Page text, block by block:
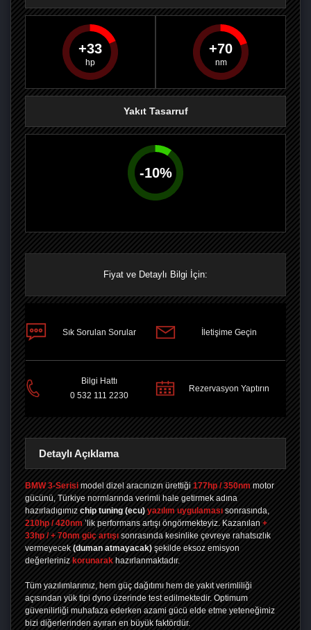
PAYLAŞPAYLAŞPLUS'TA
33 70
Yakıt Tasarruf
-10%
Fiyat ve Detaylı Bilgi İçin:
Sık Sorulan Sorular İletişime Geçin
Bilgi Hattı
0 532 111 2230
Rezervasyon Yaptırın
Detaylı Açıklama
BMW 3-Serisi model dizel aracınızın ürettiği 177hp / 350nm motor
gücünü, Türkiye normlarında verimli hale getirmek adına
hazırladıgımız chip tuning (ecu) yazılım uygulaması sonrasında,
210hp / 420nm ’lik performans artışı öngörmekteyiz. Kazanılan +
33hp / + 70nm güç artışı sonrasında kesinlike çevreye rahatsızlık
vermeyecek (duman atmayacak) şekilde eksoz emisyon
değerleriniz korunarak hazırlanmaktadır.
Tüm yazılımlarımız, hem güç dağıtımı hem de yakıt verimliliği
açısından yük tipi dyno üzerinde test edilmektedir. Optimum
güvenilirliği muhafaza ederken azami gücü elde etme yeteneğimiz
bizi diğerlerinden ayıran en büyük faktördür.